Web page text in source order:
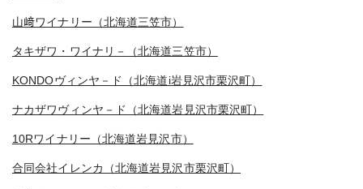
山﨑ワイナリー（北海道三笠市）
タキザワ・ワイナリ－（北海道三笠市）
KONDOヴィンヤ－ド（北海道i岩見沢市栗沢町）
ナカザワヴィンヤ－ド（北海道岩見沢市栗沢町）
10Rワイナリー（北海道岩見沢市）
合同会社イレンカ（北海道岩見沢市栗沢町）